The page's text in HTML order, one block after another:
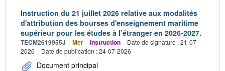
Instruction du 21 juillet 2026 relative aux modalités
d'attribution des bourses d'enseignement maritime
supérieur pour les études à l’étranger en 2026-2027.
TECM2619955J Mer Instruction
Date de signature : 21-07-
2026
Date de publication : 24-07-2026
Document principal